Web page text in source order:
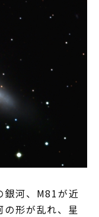
銀河、M81が近
形が乱れ、星